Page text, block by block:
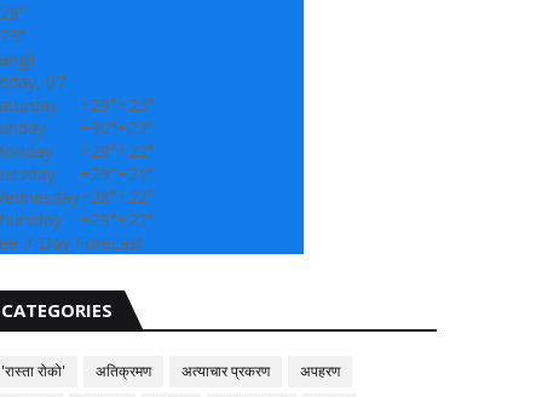
29°
23°
07
+29°+23°
+30°+22°
+29°+22°
+29°+21°
+28°+22°
+29°+22°
7-Day Forecast
CATEGORIES
'रास्ता रोको' अतिक्रमण अत्याचार प्रकरण
अपहरण